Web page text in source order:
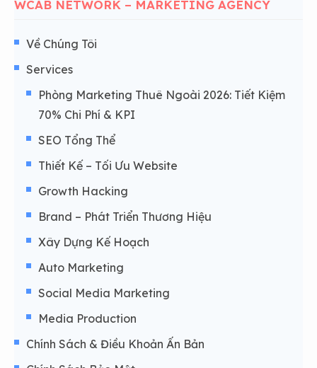
WCAB NETWORK – MARKETING AGENCY
Về Chúng Tôi
Services
Phòng Marketing Thuê Ngoài 2026: Tiết Kiệm
70% Chi Phí & KPI
SEO Tổng Thể
Thiết Kế – Tối Ưu Website
Growth Hacking
Brand – Phát Triển Thương Hiệu
Xây Dựng Kế Hoạch
Auto Marketing
Social Media Marketing
Media Production
Chính Sách & Điều Khoản Ấn Bản